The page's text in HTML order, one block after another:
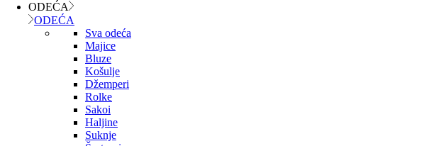
ODEĆA
ODEĆA
Sva odeća
Majice
Bluze
Košulje
Džemperi
Rolke
Sakoi
Haljine
Suknje